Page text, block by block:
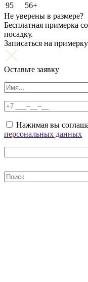
95
56+
Не уверены в размере?
Бесплатная примерка
посадку.
Записаться на примерку
Оставьте заявку
Нажимая вы
персональных данных